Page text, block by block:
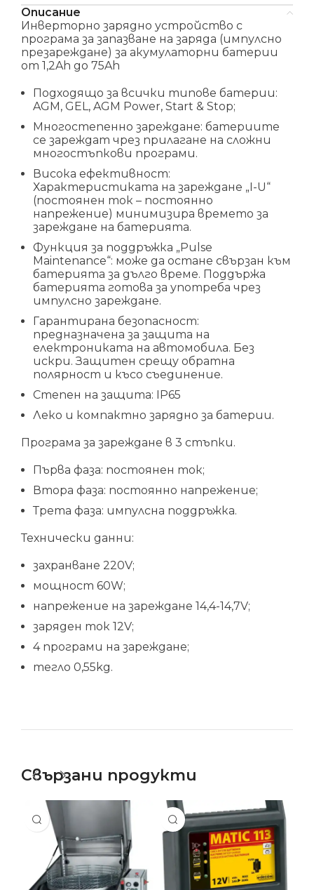
Описание
Инверторно зарядно устройство с
програма за запазване на заряда (импулсно
презареждане) за акумулаторни батерии
от 1,2Ah до 75Ah
Подходящо за всички типове батерии:
AGM, GEL, AGM Power, Start & Stop;
Многостепенно зареждане: батериите
се зареждат чрез прилагане на сложни
многостъпкови програми.
Висока ефективност:
Характеристиката на зареждане „I-U“
(постоянен ток – постоянно
напрежение) минимизира времето за
зареждане на батерията.
Функция за поддръжка „Pulse
Maintenance“: може да остане свързан към
батерията за дълго време. Поддържа
батерията готова за употреба чрез
импулсно зареждане.
Гарантирана безопасност:
предназначена за защита на
електрониката на автомобила. Без
искри. Защитен срещу обратна
полярност и късо съединение.
Степен на защита: IP65
Леко и компактно зарядно за батерии.
Програма за зареждане в 3 стъпки.
Първа фаза: постоянен ток;
Втора фаза: постоянно напрежение;
Трета фаза: импулсна поддръжка.
Технически данни:
захранване 220V;
мощност 60W;
напрежение на зареждане 14,4-14,7V;
заряден ток 12V;
4 програми на зареждане;
тегло 0,55kg.
Свързани продукти